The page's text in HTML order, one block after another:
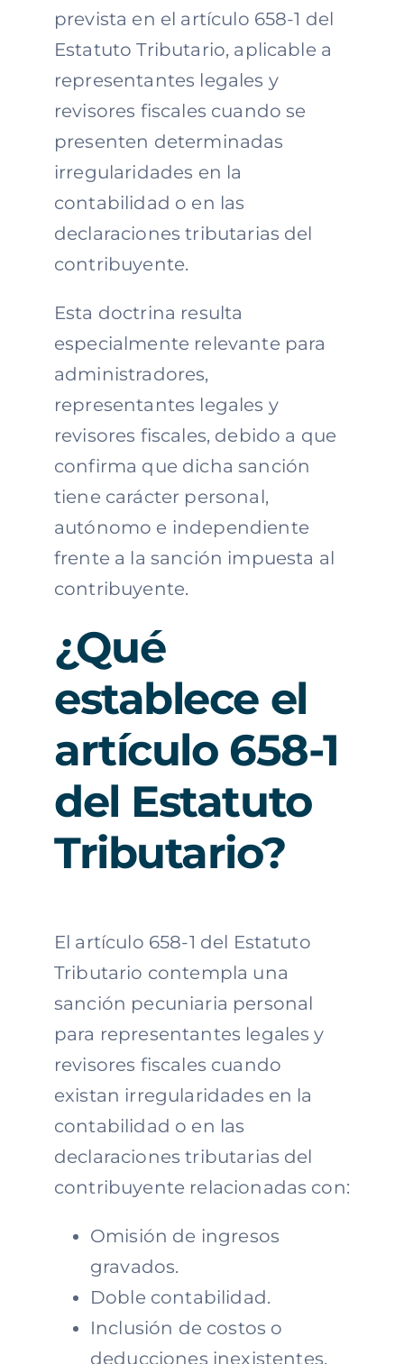
prevista en el artículo 658-1 del
Estatuto Tributario, aplicable a
representantes legales y
revisores fiscales cuando se
presenten determinadas
irregularidades en la
contabilidad o en las
declaraciones tributarias del
contribuyente.
Esta doctrina resulta
especialmente relevante para
administradores,
representantes legales y
revisores fiscales, debido a que
confirma que dicha sanción
tiene carácter personal,
autónomo e independiente
frente a la sanción impuesta al
contribuyente.
¿Qué
establece el
artículo 658-1
del Estatuto
Tributario?
El artículo 658-1 del Estatuto
Tributario contempla una
sanción pecuniaria personal
para representantes legales y
revisores fiscales cuando
existan irregularidades en la
contabilidad o en las
declaraciones tributarias del
contribuyente relacionadas con:
Omisión de ingresos
gravados.
Doble contabilidad.
Inclusión de costos o
deducciones inexistentes.